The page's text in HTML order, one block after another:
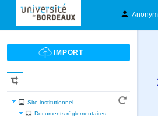
Site institutionnel
Documents réglementaires